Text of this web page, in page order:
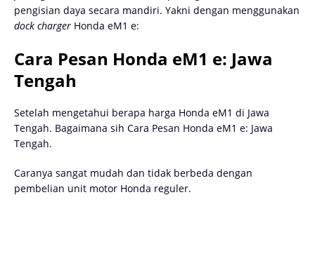
pengisian daya secara mandiri. Yakni dengan menggunakan
dock charger Honda eM1 e:
Cara Pesan Honda eM1 e: Jawa
Tengah
Setelah mengetahui berapa harga Honda eM1 di Jawa
Tengah. Bagaimana sih Cara Pesan Honda eM1 e: Jawa
Tengah.
Caranya sangat mudah dan tidak berbeda dengan
pembelian unit motor Honda reguler.